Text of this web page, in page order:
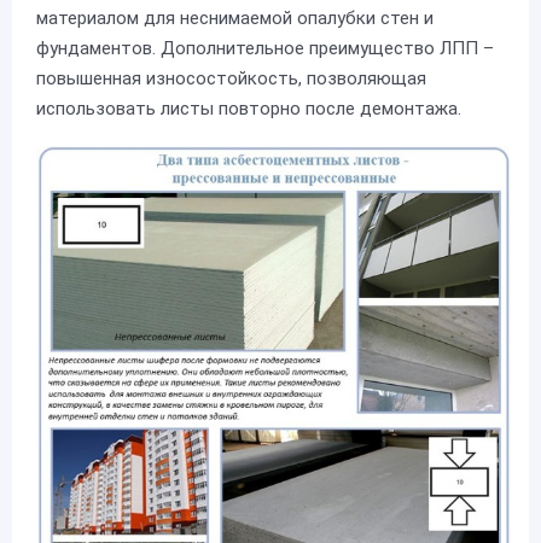
материалом для неснимаемой опалубки стен и
фундаментов. Дополнительное преимущество ЛПП –
повышенная износостойкость, позволяющая
использовать листы повторно после демонтажа.